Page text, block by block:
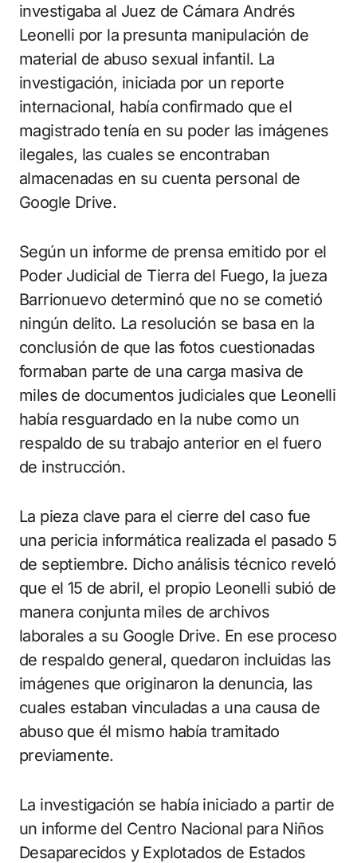
investigaba al Juez de Cámara Andrés
Leonelli por la presunta manipulación de
material de abuso sexual infantil. La
investigación, iniciada por un reporte
internacional, había confirmado que el
magistrado tenía en su poder las imágenes
ilegales, las cuales se encontraban
almacenadas en su cuenta personal de
Google Drive.
Según un informe de prensa emitido por el
Poder Judicial de Tierra del Fuego, la jueza
Barrionuevo determinó que no se cometió
ningún delito. La resolución se basa en la
conclusión de que las fotos cuestionadas
formaban parte de una carga masiva de
miles de documentos judiciales que Leonelli
había resguardado en la nube como un
respaldo de su trabajo anterior en el fuero
de instrucción.
La pieza clave para el cierre del caso fue
una pericia informática realizada el pasado 5
de septiembre. Dicho análisis técnico reveló
que el 15 de abril, el propio Leonelli subió de
manera conjunta miles de archivos
laborales a su Google Drive. En ese proceso
de respaldo general, quedaron incluidas las
imágenes que originaron la denuncia, las
cuales estaban vinculadas a una causa de
abuso que él mismo había tramitado
previamente.
La investigación se había iniciado a partir de
un informe del Centro Nacional para Niños
Desaparecidos y Explotados de Estados